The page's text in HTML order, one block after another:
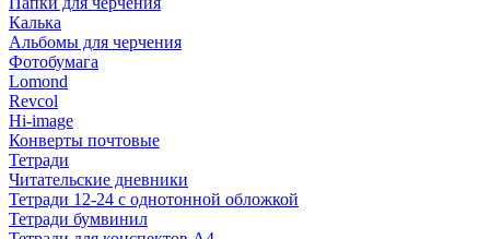
Калька
Альбомы для черчения
Фотобумага
Lomond
Revcol
Hi-image
Конверты почтовые
Тетради
Читательские дневники
Тетради 12-24 с однотонной обложкой
Тетради бумвинил